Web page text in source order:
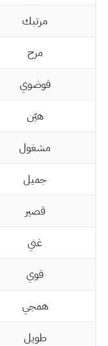
مرتبك
مرح
فوضوي
هيّن
مشغول
جميل
قصير
غني
قوي
همجي
طويل